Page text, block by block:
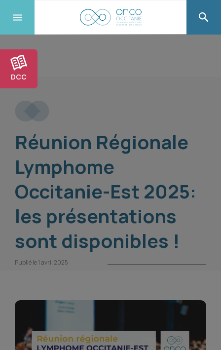
DCC
Réunion Régionale
Lymphome
Occitanie-Est 2025:
les présentations
sont disponibles !
Publié le 1 avril 2025